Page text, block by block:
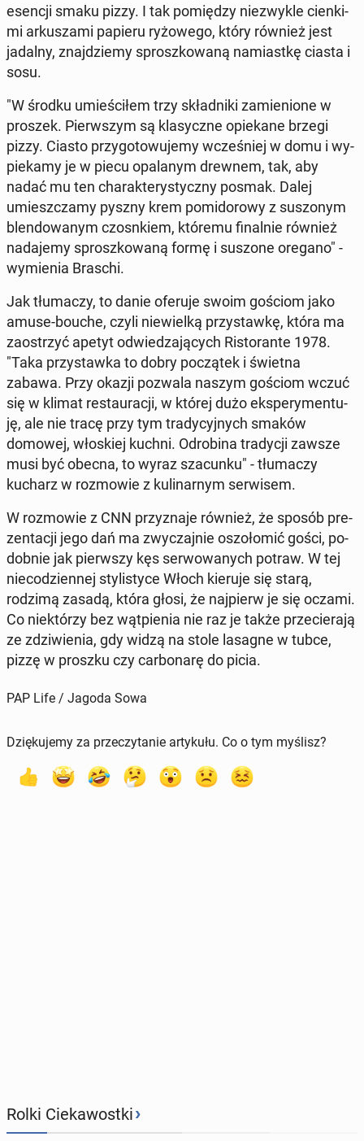
esencji smaku pizzy. I tak po­mię­dzy nie­zwy­kle cien­ki­
mi ar­ku­sza­mi papieru ry­żo­we­go, który również jest
jadalny, znaj­dzie­my sprosz­ko­wa­ną na­miast­kę ciasta i
sosu.
"W środku umie­ści­łem trzy skład­ni­ki za­mie­nio­ne w
proszek. Pierw­szym są kla­sycz­ne opie­ka­ne brzegi
pizzy. Ciasto przy­go­to­wu­je­my wcze­śniej w domu i wy­
pie­ka­my je w piecu opa­la­nym drewnem, tak, aby
nadać mu ten cha­rak­te­ry­stycz­ny posmak. Dalej
umiesz­cza­my pyszny krem po­mi­do­ro­wy z su­szo­nym
blen­do­wa­nym czosn­kiem, któremu fi­nal­nie również
na­da­je­my sprosz­ko­wa­ną formę i suszone oregano" -
wy­mie­nia Braschi.
Jak tłu­ma­czy, to danie oferuje swoim gościom jako
amuse-bouche, czyli nie­wiel­ką przy­staw­kę, która ma
za­ostrzyć apetyt od­wie­dza­ją­cych Ri­sto­ran­te 1978.
"Taka przy­staw­ka to dobry po­czą­tek i świetna
zabawa. Przy okazji pozwala naszym gościom wczuć
się w klimat re­stau­ra­cji, w której dużo eks­pe­ry­men­tu­
ję, ale nie tracę przy tym tra­dy­cyj­nych smaków
domowej, wło­skiej kuchni. Odro­bi­na tra­dy­cji zawsze
musi być obecna, to wyraz sza­cun­ku" - tłu­ma­czy
kucharz w roz­mo­wie z ku­li­nar­nym ser­wi­sem.
W roz­mo­wie z CNN przy­zna­je również, że sposób pre­
zen­ta­cji jego dań ma zwy­czaj­nie oszo­ło­mić gości, po­
dob­nie jak pierw­szy kęs ser­wo­wa­nych potraw. W tej
nie­co­dzien­nej sty­li­sty­ce Włoch kieruje się starą,
rodzimą zasadą, która głosi, że naj­pierw je się oczami.
Co nie­któ­rzy bez wąt­pie­nia nie raz je także prze­cie­ra­ją
ze zdzi­wie­nia, gdy widzą na stole lasagne w tubce,
pizzę w proszku czy car­bo­na­rę do picia.
PAP Life / Jagoda Sowa
Dziękujemy za przeczytanie artykułu. Co o tym myślisz?
Rolki Ciekawostki›